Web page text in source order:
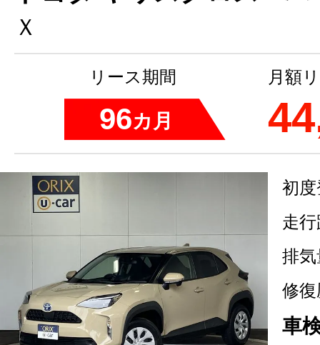
Ｘ
リース期間
96カ月
月額
初
走
排気
修復
車